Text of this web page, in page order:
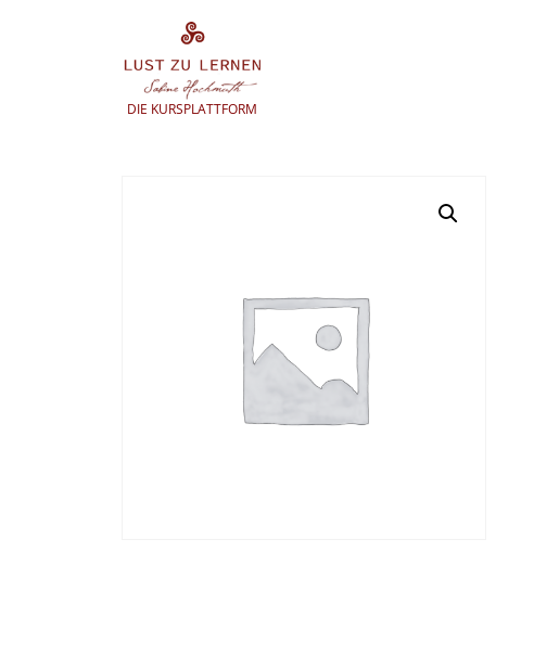
DIE KURSPLATTFORM